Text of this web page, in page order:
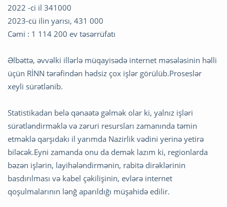
2022 -ci il 341000
2023-cü ilin yarısı, 431 000
Cəmi : 1 114 200 ev təsərrüfatı
Əlbəttə, əvvəlki illərlə müqayisədə internet məsələsinin həlli
üçün RİNN tərəfindən hədsiz çox işlər görülüb.Proseslər
xeyli sürətlənib.
Statistikadan belə qənaətə gəlmək olar ki, yalnız işləri
sürətləndirməklə və zəruri resursları zamanında təmin
etməklə qarşıdakı il yarımda Nazirlik vədini yerinə yetirə
biləcək.Eyni zamanda onu da demək lazım ki, regionlarda
bəzən işlərin, layihələndirmənin, rabitə dirəklərinin
basdırılması və kabel çəkilişinin, evlərə internet
qoşulmalarının lənğ aparıldığı müşahidə edilir.